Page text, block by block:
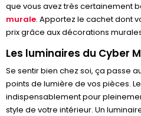
que vous avez très certainement
murale. Apportez le cachet dont
prix grâce aux décorations
Les luminaires du Cyber
Se sentir bien chez soi, ça passe
points de lumière de vos pièces.
indispensablement pour
style de votre intérieur. Un